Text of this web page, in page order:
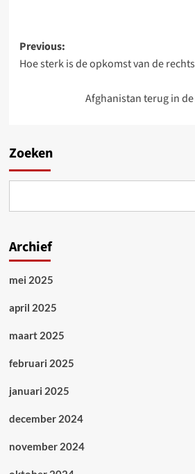
Post
navigation
Previous:
Hoe sterk is de opkomst van de
Afghanistan terug in
Zoeken
Archief
mei 2025
april 2025
maart 2025
februari 2025
januari 2025
december 2024
november 2024